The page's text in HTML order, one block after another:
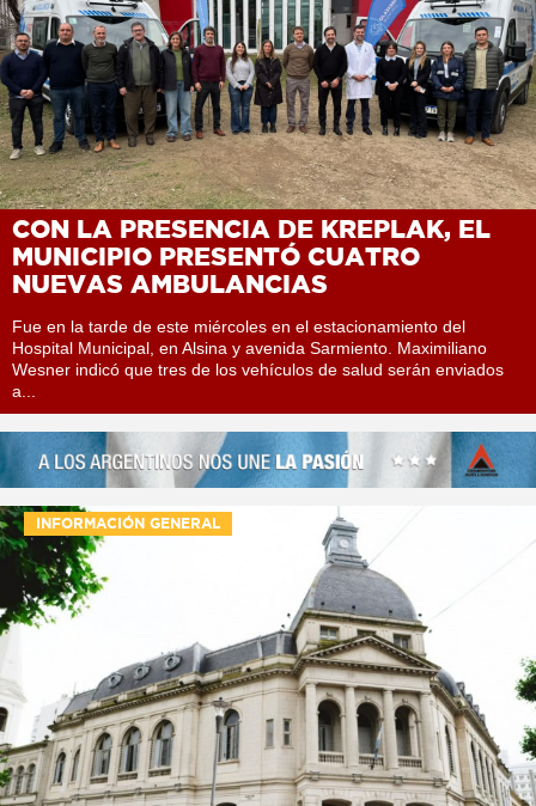
CON LA PRESENCIA DE KREPLAK, EL
MUNICIPIO PRESENTÓ CUATRO
NUEVAS AMBULANCIAS
Fue en la tarde de este miércoles en el estacionamiento del
Hospital Municipal, en Alsina y avenida Sarmiento. Maximiliano
Wesner indicó que tres de los vehículos de salud serán enviados
a...
INFORMACIÓN GENERAL